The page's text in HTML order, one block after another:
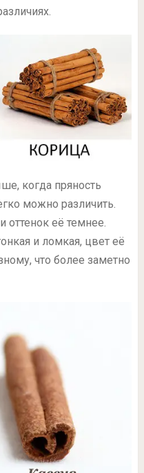
когда пряность
можно различить.
оттенок её темнее.
и ломкая, цвет её
что более заметно